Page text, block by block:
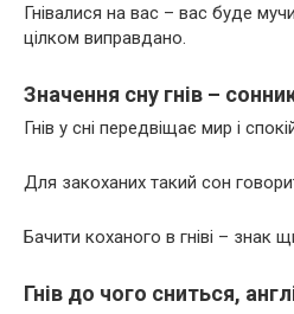
Гнівалися на вас – вас буде
цілком виправдано.
Значення сну гнів –
Гнів у сні передвіщає мир і
Для закоханих такий сон
Бачити коханого в гніві – знак
Гнів до чого сниться,